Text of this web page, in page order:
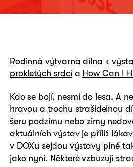
Rodinná výtvarná dílna k
prokletých srdcía How Can I
Kdo se bojí, nesmí do lesa. A
hravou a trochu strašidelnou
šeru podzimu nebo zimy
aktuálních výstav je příliš
v DOXu sejdou výstavy plné
jako nyní. Některé vzbuzují